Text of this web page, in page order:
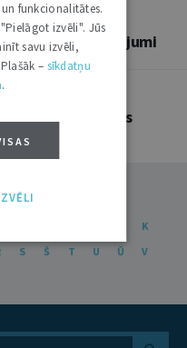
un secinājumi
atziņas
K
S Š T U Ū
V
funkcionalitātes.
izvēli". Jūs
savu izvēli,
– sīkdatņu
.